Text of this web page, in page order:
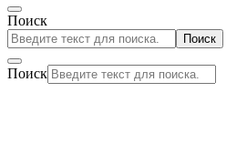
Поиск
Поиск
Поиск